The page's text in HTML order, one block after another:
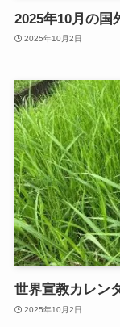
2025年10月の国
2025年10月2日
世界宣教カレン
2025年10月2日